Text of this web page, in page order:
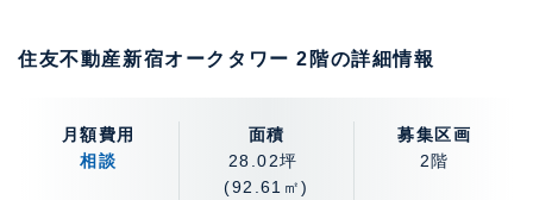
住友不動産新宿オークタワー 2階の詳細情報
月額費用
相談
面積
28.02坪
(92.61㎡)
募集区画
2階